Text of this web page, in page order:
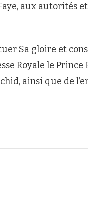
aux autorités
Sa gloire et
Royale le
ainsi que de